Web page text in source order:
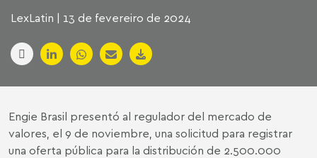
LexLatin | 13 de fevereiro de 2024
Engie Brasil presentó al regulador del mercado de
valores, el 9 de noviembre, una solicitud para registrar
una oferta pública para la distribución de 2.500.000